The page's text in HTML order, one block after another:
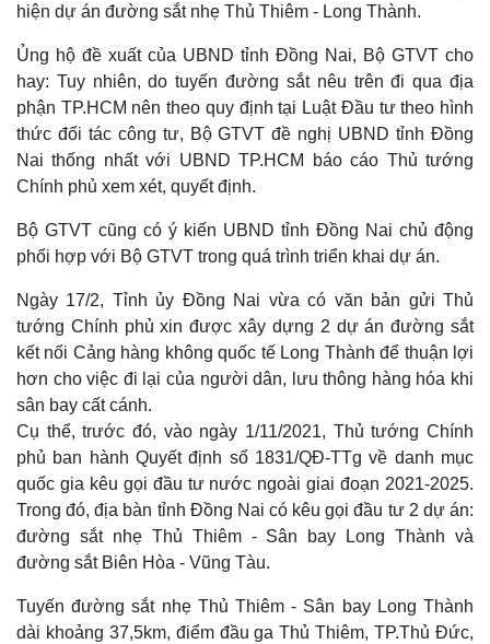
Thế giới
Quan sát
Cuộc sống đó đây
Multimedia
Video
Infographic
hiện dự án đường sắt nhẹ Thủ Thiêm - Long Thành.
Ủng hộ đề xuất của UBND tỉnh Đồng Nai, Bộ GTVT cho
hay: Tuy nhiên, do tuyến đường sắt nêu trên đi qua địa
phận TP.HCM nên theo quy định tại Luật Đầu tư theo hình
thức đối tác công tư, Bộ GTVT đề nghị UBND tỉnh Đồng
Nai thống nhất với UBND TP.HCM báo cáo Thủ tướng
Chính phủ xem xét, quyết định.
Bộ GTVT cũng có ý kiến UBND tỉnh Đồng Nai chủ động
phối hợp với Bộ GTVT trong quá trình triển khai dự án.
Ngày 17/2, Tỉnh ủy Đồng Nai vừa có văn bản gửi Thủ
tướng Chính phủ xin được xây dựng 2 dự án đường sắt
kết nối Cảng hàng không quốc tế Long Thành để thuận lợi
hơn cho việc đi lại của người dân, lưu thông hàng hóa khi
sân bay cất cánh.
Cụ thể, trước đó, vào ngày 1/11/2021, Thủ tướng Chính
phủ ban hành Quyết định số 1831/QĐ-TTg về danh mục
quốc gia kêu gọi đầu tư nước ngoài giai đoạn 2021-2025.
Trong đó, địa bàn tỉnh Đồng Nai có kêu gọi đầu tư 2 dự án:
đường sắt nhẹ Thủ Thiêm - Sân bay Long Thành và
đường sắt Biên Hòa - Vũng Tàu.
Tuyến đường sắt nhẹ Thủ Thiêm - Sân bay Long Thành
dài khoảng 37,5km, điểm đầu ga Thủ Thiêm, TP.Thủ Đức,